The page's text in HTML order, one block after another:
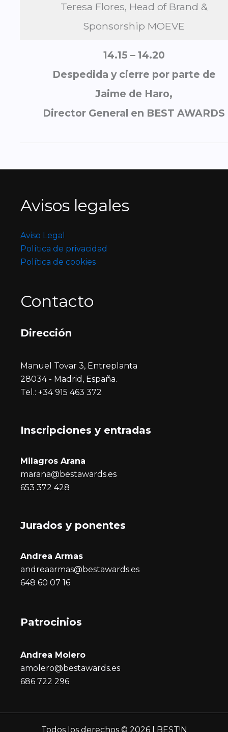
Teresa Flores, Head of Brand &
Sponsorship MOEVE
14.15 – 14.20
Despedida y cierre por parte de
Jaime de Haro,
Director General en BEST AWARDS
Avisos legales
Aviso Legal
Política de privacidad
Política de cookies
Contacto
Dirección
Manuel Tovar 3, Entreplanta
28034 - Madrid, España.
Tel.: +34 915 463 372
Inscripciones y entradas
Milagros Arana
marana@bestawards.es
653 372 428
Jurados y ponentes
Andrea Armas
andreaarmas@bestawards.es
648 60 07 16
Patrocinios
Andrea Molero
amolero@bestawards.es
686 722 296
Todos los derechos © 2026 | BEST!N